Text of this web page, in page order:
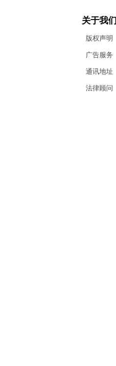
关于我们
版权声明
广告服务
通讯地址
法律顾问